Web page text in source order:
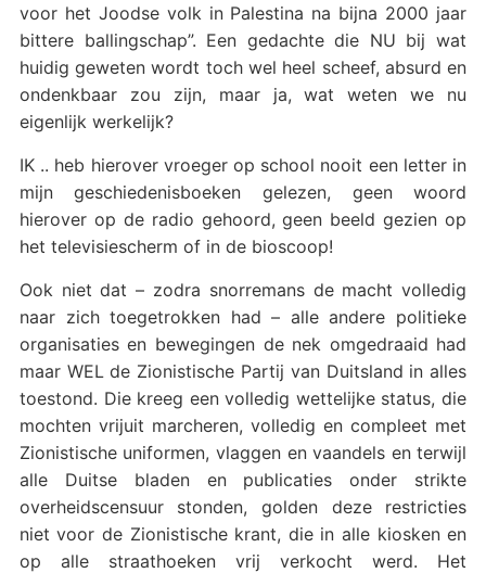
voor het Joodse volk in Palestina na bijna 2000 jaar
bittere ballingschap”. Een gedachte die NU bij wat
huidig geweten wordt toch wel heel scheef, absurd en
ondenkbaar zou zijn, maar ja, wat weten we nu
eigenlijk werkelijk?
IK .. heb hierover vroeger op school nooit een letter in
mijn geschiedenisboeken gelezen, geen woord
hierover op de radio gehoord, geen beeld gezien op
het televisiescherm of in de bioscoop!
Ook niet dat – zodra snorremans de macht volledig
naar zich toegetrokken had – alle andere politieke
organisaties en bewegingen de nek omgedraaid had
maar WEL de Zionistische Partij van Duitsland in alles
toestond. Die kreeg een volledig wettelijke status, die
mochten vrijuit marcheren, volledig en compleet met
Zionistische uniformen, vlaggen en vaandels en terwijl
alle Duitse bladen en publicaties onder strikte
overheidscensuur stonden, golden deze restricties
niet voor de Zionistische krant, die in alle kiosken en
op alle straathoeken vrij verkocht werd. Het